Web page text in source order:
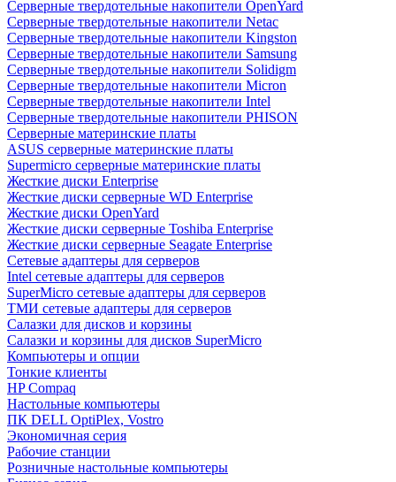
Серверные твердотельные накопители OpenYard
Серверные твердотельные накопители Netac
Cерверные твердотельные накопители Kingston
Cерверные твердотельные накопители Samsung
Cерверные твердотельные накопители Solidigm
Cерверные твердотельные накопители Micron
Cерверные твердотельные накопители Intel
Cерверные твердотельные накопители PHISON
Серверные материнские платы
ASUS серверные материнские платы
Supermicro серверные материнские платы
Жесткие диски Enterprise
Жесткие диски серверные WD Enterprise
Жесткие диски OpenYard
Жесткие диски серверные Toshiba Enterprise
Жесткие диски серверные Seagate Enterprise
Сетевые адаптеры для серверов
Intel сетевые адаптеры для серверов
SuperMicro сетевые адаптеры для серверов
ТМИ сетевые адаптеры для серверов
Салазки для дисков и корзины
Салазки и корзины для дисков SuperMicro
Компьютеры и опции
Тонкие клиенты
HP Compaq
Настольные компьютеры
ПК DELL OptiPlex, Vostro
Экономичная серия
Рабочие станции
Розничные настольные компьютеры